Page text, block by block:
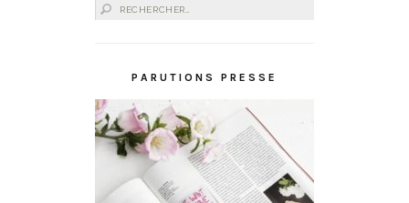
Rechercher :
PARUTIONS PRESSE